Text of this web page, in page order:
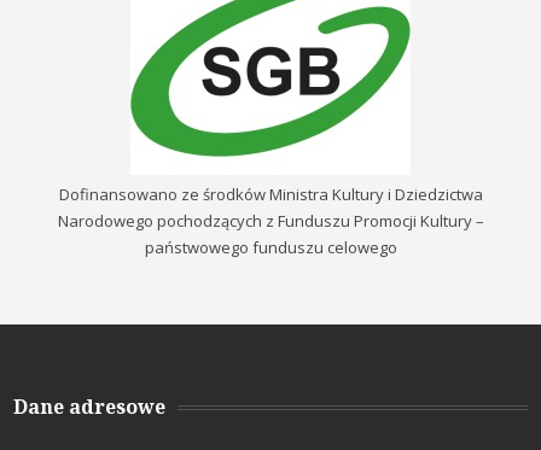
Dofinansowano ze środków Ministra Kultury i Dziedzictwa
Narodowego pochodzących z Funduszu Promocji Kultury –
państwowego funduszu celowego
Dane adresowe